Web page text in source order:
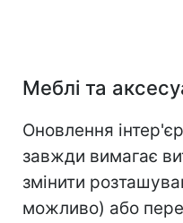
Меблі та
Оновлення
завжди вимагає
змінити
можливо) або